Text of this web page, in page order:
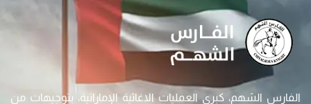
الفارس الشهم، كبرى العمليات الاغاثية الإماراتية، بتوجيهات من